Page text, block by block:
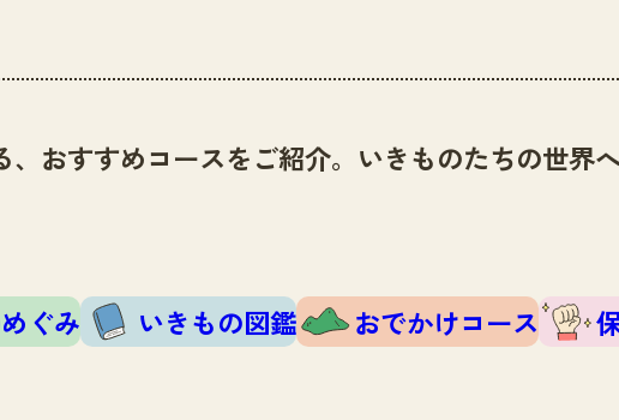
おすすめコースをご紹介。いきものたちの世界
ぐみ いきもの図鑑 おでかけコース